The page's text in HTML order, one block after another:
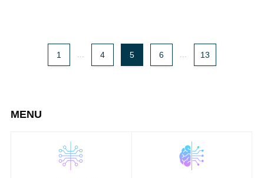
1 4 5 6 13
MENU